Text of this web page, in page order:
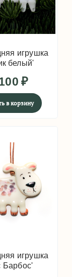
игрушка
белый'
₽
в корзину
игрушка
Барбос'